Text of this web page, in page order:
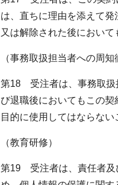
は、直ちに理由を添えて発
又は解除された後において
（事務取扱担当者への周知
第18 受注者は、事務取扱
び退職後においてもこの
目的に使用してはならな
（教育研修）
第19 受注者は、責任者及